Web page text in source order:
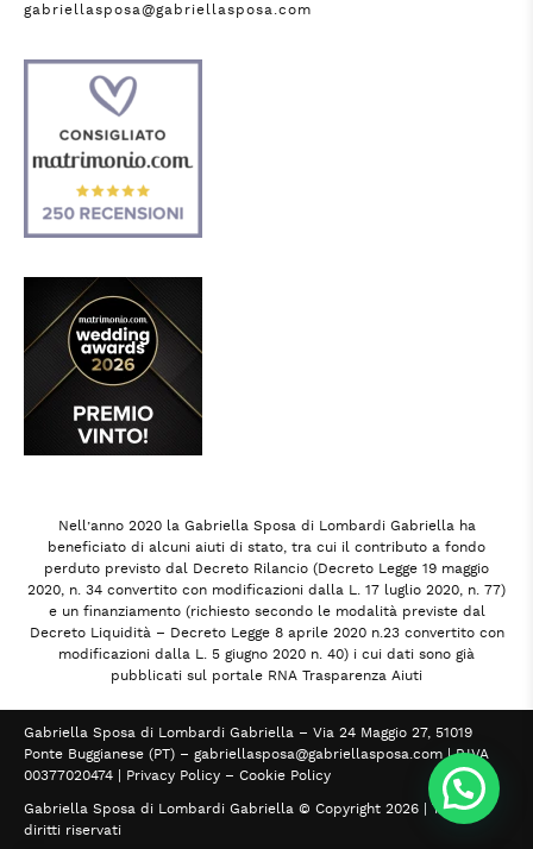
gabriellasposa@gabriellasposa.com
Nell’anno 2020 la Gabriella Sposa di Lombardi Gabriella ha
beneficiato di alcuni aiuti di stato, tra cui il contributo a fondo
perduto previsto dal Decreto Rilancio (Decreto Legge 19 maggio
2020, n. 34 convertito con modificazioni dalla L. 17 luglio 2020, n. 77)
e un finanziamento (richiesto secondo le modalità previste dal
Decreto Liquidità – Decreto Legge 8 aprile 2020 n.23 convertito con
modificazioni dalla L. 5 giugno 2020 n. 40) i cui dati sono già
pubblicati sul portale RNA Trasparenza Aiuti
Gabriella Sposa di Lombardi Gabriella – Via 24 Maggio 27, 51019
Ponte Buggianese (PT) – gabriellasposa@gabriellasposa.com | P.IVA
00377020474 | Privacy Policy – Cookie Policy
Gabriella Sposa di Lombardi Gabriella © Copyright 2026 | Tutti i
diritti riservati